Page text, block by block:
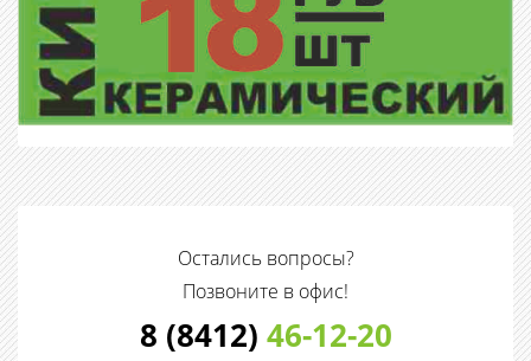
Остались вопросы?
Позвоните в офис!
8 (8412) 46-12-20